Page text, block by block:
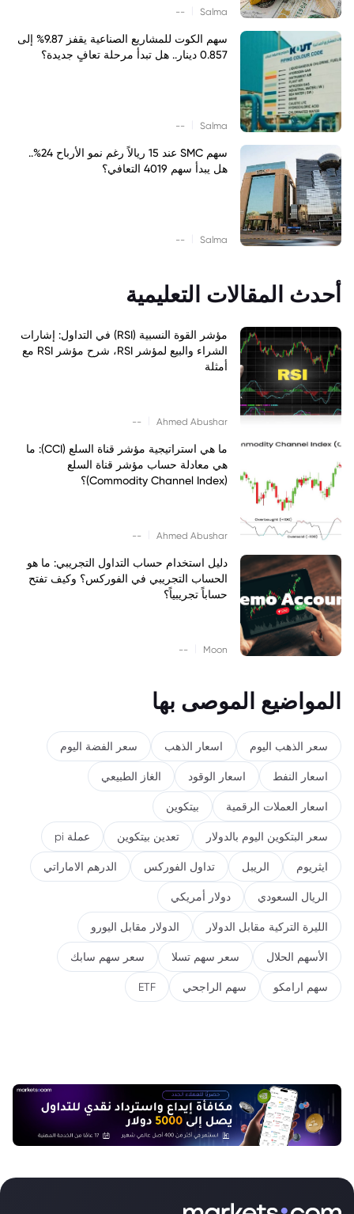
Salma
--
سهم الكوت للمشاريع الصناعية يقفز 9.87% إلى
0.857 دينار.. هل تبدأ مرحلة تعافٍ جديدة؟
Salma
--
سهم SMC عند 15 ريالاً رغم نمو الأرباح 24%..
هل يبدأ سهم 4019 التعافي؟
Salma
--
أحدث المقالات التعليمية
مؤشر القوة النسبية (RSI) في التداول: إشارات
الشراء والبيع لمؤشر RSI، شرح مؤشر RSI مع
أمثلة
Ahmed Abushar
--
ما هي استراتيجية مؤشر قناة السلع (CCI): ما
هي معادلة حساب مؤشر قناة السلع
(Commodity Channel Index)؟
Ahmed Abushar
--
دليل استخدام حساب التداول التجريبي: ما هو
الحساب التجريبي في الفوركس؟ وكيف تفتح
حساباً تجريبياً؟
Moon
--
المواضيع الموصى بها
سعر الذهب اليوم اسعار الذهب سعر الفضة اليوم
اسعار النفط اسعار الوقود الغاز الطبيعي
اسعار العملات الرقمية بيتكوين
سعر البتكوين اليوم بالدولار تعدين بيتكوين عملة pi
ايثريوم الريبل تداول الفوركس الدرهم الاماراتي
الريال السعودي دولار أمريكي
الليرة التركية مقابل الدولار الدولار مقابل اليورو
الأسهم الحلال سعر سهم تسلا سعر سهم سابك
سهم ارامكو سهم الراجحي ETF